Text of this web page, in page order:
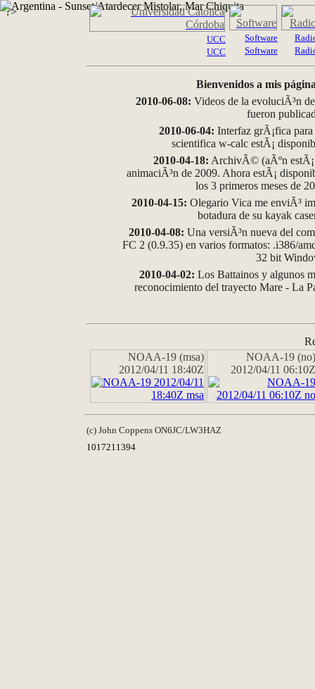
?>
UCC
UCC
Software
Software
Bienvenidos a mis
2010-06-08: Videos de la evoluciÃ³n
fueron
2010-06-04: Interfaz grÃ¡fica
scientifica w-calc estÃ¡
2010-04-18: ArchivÃ© (aÃºn
animaciÃ³n de 2009. Ahora estÃ¡
los 3 primeros meses de
2010-04-15: Olegario Vica me enviÃ³
botadura de su kayak
2010-04-08: Una versiÃ³n nueva del
FC 2 (0.9.35) en varios formatos: .i386/
32 bit
2010-04-02: Los Battainos y algunos
reconocimiento del trayecto Mare - La
NOAA-19 (msa)
2012/04/11 18:40Z
NOAA-19 (no)
2012/04/11 06:10Z
(c) John Coppens ON6JC/LW3HAZ
1017211394